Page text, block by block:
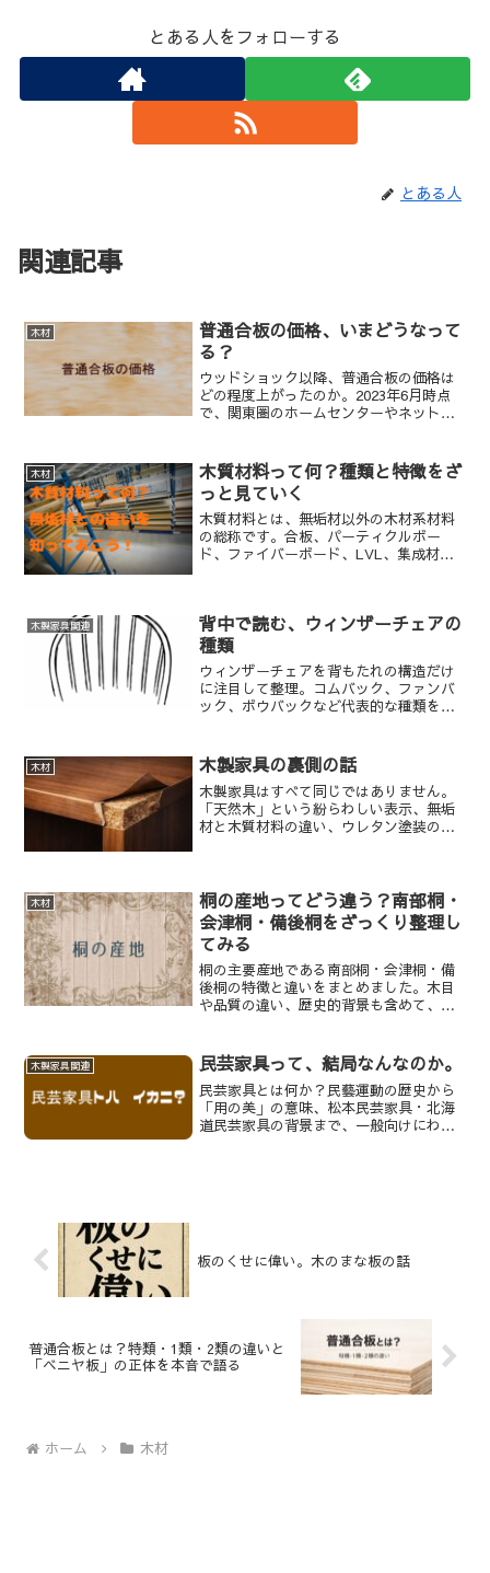
とある人をフォローする
とある人
関連記事
木材
普通合板の価格、いまどうなって
る？
ウッドショック以降、普通合板の価格は
どの程度上がったのか。2023年6月時点
で、関東圏のホームセンターやネットシ
木材
木質材料って何？種類と特徴をざ
っと見ていく
木質材料とは、無垢材以外の木材系材料
の総称です。合板、パーティクルボー
ド、ファイバーボード、LVL、集成材な
木製家具関連
背中で読む、ウィンザーチェアの
種類
ウィンザーチェアを背もたれの構造だけ
に注目して整理。コムバック、ファンバ
ック、ボウバックなど代表的な種類を、
木材 木製家具の裏側の話
木製家具はすべて同じではありません。
「天然木」という紛らわしい表示、無垢
材と木質材料の違い、ウレタン塗装の問
木材
桐の産地ってどう違う？南部桐・
会津桐・備後桐をざっくり整理し
てみる
桐の主要産地である南部桐・会津桐・備
後桐の特徴と違いをまとめました。木目
や品質の違い、歴史的背景も含めて、材
木製家具関連 民芸家具って、結局なんなのか。
民芸家具とは何か？民藝運動の歴史から
「用の美」の意味、松本民芸家具・北海
道民芸家具の背景まで、一般向けにわか
板のくせに偉い。木のまな板の話
普通合板とは？特類・1類・2類の違いと
「ベニヤ板」の正体を本音で語る
ホーム 木材